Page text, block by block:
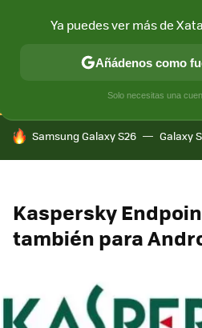
CONECTIVIDAD MÓVIL Y
HOY SE HABLA DE
Samsung Galaxy S26 Galaxy
Kaspersky
también para
Ya puedes ver más de
Añádenos como
Solo necesitas una